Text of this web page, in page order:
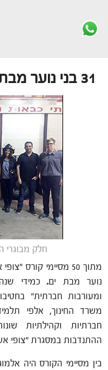
31 בני נוער מבת-ים סיימו קורס "צופי אש"
חלק מבוגרי
נוער מבת ים.כמידי
ומעורבות חברתית"
משרד החינוך, אלפי
חברתיות וקהילתיות
ההתנדבות במסגרת "צופי
בין מסיימי הקורס היה